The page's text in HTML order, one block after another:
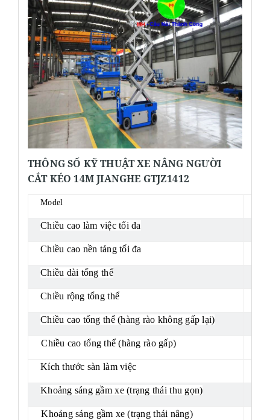
THÔNG SỐ KỸ THUẬT XE NÂNG NGƯỜI
CẮT KÉO 14M JIANGHE GTJZ1412
Model
Chiều cao làm việc tối đa
Chiều cao nền tảng tối đa
Chiều dài tổng thể
Chiều rộng tổng thể
Chiều cao tổng thể (hàng rào không gấp lại)
Chiều cao tổng thể (hàng rào gấp)
Kích thước sàn làm việc
Khoảng sáng gầm xe (trạng thái thu gọn)
Khoảng sáng gầm xe (trạng thái nâng)